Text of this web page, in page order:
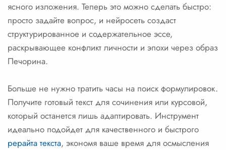
ясного изложения. Теперь это можно сделать быстро:
просто задайте вопрос, и нейросеть создаст
структурированное и содержательное эссе,
раскрывающее конфликт личности и эпохи через образ
Печорина.
Больше не нужно тратить часы на поиск формулировок.
Получите готовый текст для сочинения или курсовой,
который останется лишь адаптировать. Инструмент
идеально подойдет для качественного и быстрого
рерайта текста, экономя ваше время для осмысления